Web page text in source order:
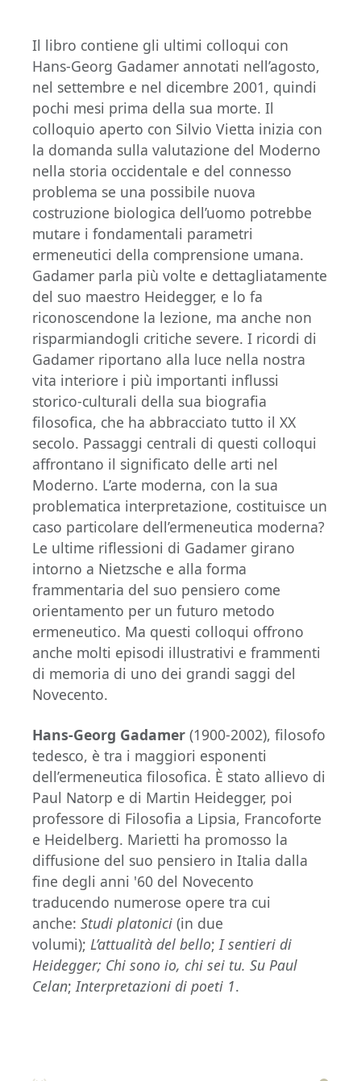
Il libro contiene gli ultimi colloqui con
Hans-Georg Gadamer annotati nell’agosto,
nel settembre e nel dicembre 2001, quindi
pochi mesi prima della sua morte. Il
colloquio aperto con Silvio Vietta inizia con
la domanda sulla valutazione del Moderno
nella storia occidentale e del connesso
problema se una possibile nuova
costruzione biologica dell’uomo potrebbe
mutare i fondamentali parametri
ermeneutici della comprensione umana.
Gadamer parla più volte e dettagliatamente
del suo maestro Heidegger, e lo fa
riconoscendone la lezione, ma anche non
risparmiandogli critiche severe. I ricordi di
Gadamer riportano alla luce nella nostra
vita interiore i più importanti influssi
storico-culturali della sua biografia
filosofica, che ha abbracciato tutto il XX
secolo. Passaggi centrali di questi colloqui
affrontano il significato delle arti nel
Moderno. L’arte moderna, con la sua
problematica interpretazione, costituisce un
caso particolare dell’ermeneutica moderna?
Le ultime riflessioni di Gadamer girano
intorno a Nietzsche e alla forma
frammentaria del suo pensiero come
orientamento per un futuro metodo
ermeneutico. Ma questi colloqui offrono
anche molti episodi illustrativi e frammenti
di memoria di uno dei grandi saggi del
Novecento.
Hans-Georg Gadamer (1900-2002), filosofo
tedesco, è tra i maggiori esponenti
dell’ermeneutica filosofica. È stato allievo di
Paul Natorp e di Martin Heidegger, poi
professore di Filosofia a Lipsia, Francoforte
e Heidelberg. Marietti ha promosso la
diffusione del suo pensiero in Italia dalla
fine degli anni '60 del Novecento
traducendo numerose opere tra cui
anche: Studi platonici (in due
volumi); L’attualità del bello;I sentieri di
Heidegger; Chi sono io, chi sei tu. Su Paul
Celan;Interpretazioni di poeti 1.